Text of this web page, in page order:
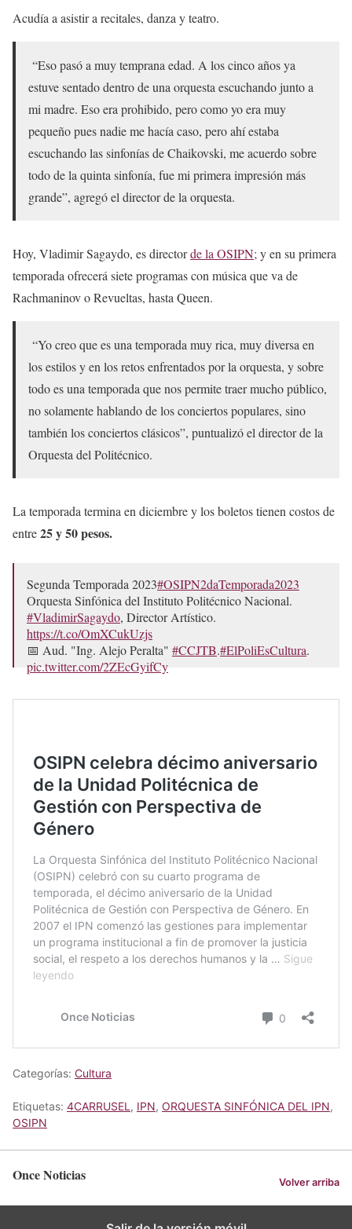
Acudía a asistir a recitales, danza y teatro.
“Eso pasó a muy temprana edad. A los cinco años ya
estuve sentado dentro de una orquesta escuchando junto a
mi madre. Eso era prohibido, pero como yo era muy
pequeño pues nadie me hacía caso, pero ahí estaba
escuchando las sinfonías de Chaikovski, me acuerdo sobre
todo de la quinta sinfonía, fue mi primera impresión más
grande”, agregó el director de la orquesta.
Hoy, Vladimir Sagaydo, es directorde la OSIPN; y en su primera
temporada ofrecerá siete programas con música que va de
Rachmaninov o Revueltas, hasta Queen.
“Yo creo que es una temporada muy rica, muy diversa en
los estilos y en los retos enfrentados por la orquesta, y sobre
todo es una temporada que nos permite traer mucho público,
no solamente hablando de los conciertos populares, sino
también los conciertos clásicos”, puntualizó el director de la
Orquesta del Politécnico.
La temporada termina en diciembre y los boletos tienen costos de
entre25 y 50 pesos.
Segunda Temporada 2023#OSIPN2daTemporada2023
Orquesta Sinfónica del Instituto Politécnico Nacional.
#VladimirSagaydo, Director Artístico.
https://t.co/OmXCukUzjs
📅 Aud. "Ing. Alejo Peralta" #CCJTB.#ElPoliEsCultura.
pic.twitter.com/2ZEcGyifCy
— Orquesta Sinfónica del IPN (@OSIPN_DDC)
Categorías: Cultura
Etiquetas: 4CARRUSEL , IPN, ORQUESTA SINFÓNICA DEL IPN,
OSIPN
Once Noticias Volver arriba